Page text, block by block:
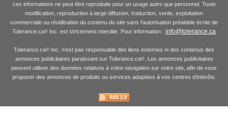
ces informations ne peut être reproduite pour un usage autre que personnel. Toute
modification, reproduction à large diffusion, traduction, vente, exploitation
commerciale ou réutilisation du contenu du site sans l'autorisation préalable écrite de
Tolerance.ca® Inc. est strictement interdite. Pour information : info@tolerance.ca
Tolerance.ca® Inc. n'est pas responsable des liens externes ni des contenus des
annonces publicitaires paraissant sur Tolerance.ca®. Les annonces publicitaires
peuvent utiliser des données relatives à votre navigation sur notre site, afin de vous
proposer des annonces de produits ou services adaptées à vos centres d'intérêts.